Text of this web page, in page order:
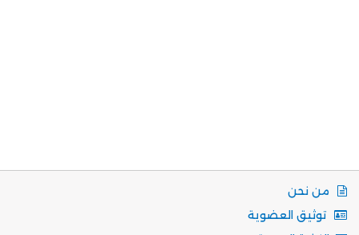
من نحن
توثيق العضوية